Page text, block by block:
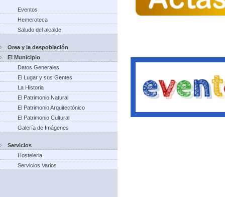
Eventos
Hemeroteca
Saludo del alcalde
Orea y la despoblación
El Municipio
Datos Generales
El Lugar y sus Gentes
La Historia
El Patrimonio Natural
El Patrimonio Arquitectónico
El Patrimonio Cultural
Galería de Imágenes
Servicios
Hosteleria
Servicios Varios